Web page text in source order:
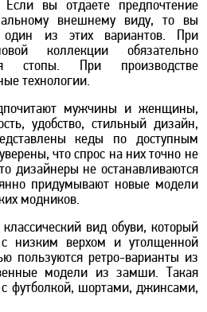
вы отдаете предпочтение
внешнему виду, то вы
один из этих вариантов. При
коллекции обязательно
стопы. При производстве
технологии.
мужчины и женщины,
удобство, стильный дизайн,
кеды по доступным
что спрос на них точно не
дизайнеры не останавливаются
придумывают новые модели
модников.
вид обуви, который
с низким верхом и утолщенной
пользуются ретро-варианты из
модели из замши. Такая
с футболкой, шортами, джинсами,